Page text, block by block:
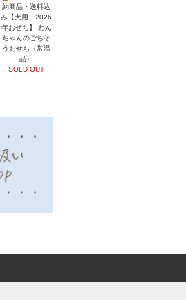
約商品・送料込
み【犬用・2026
年おせち】 わん
ちゃんのごちそ
うおせち（常温
品）
SOLD OUT